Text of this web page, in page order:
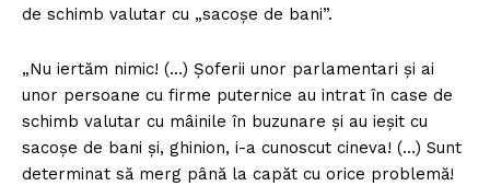
de schimb valutar cu „sacoşe de bani”.
„Nu iertăm nimic! (…) Şoferii unor parlamentari şi ai
unor persoane cu firme puternice au intrat în case de
schimb valutar cu mâinile în buzunare şi au ieşit cu
sacoşe de bani şi, ghinion, i-a cunoscut cineva! (…) Sunt
determinat să merg până la capăt cu orice problemă!